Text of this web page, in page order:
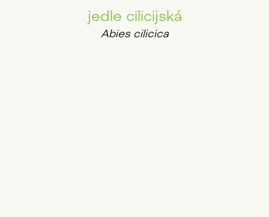
jedle cilicijská
Abies cilicica